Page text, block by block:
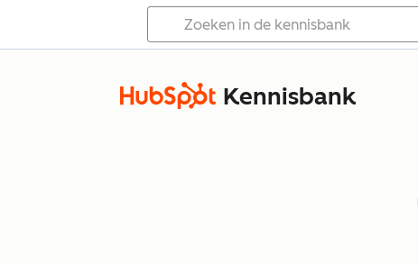
Kennisbank